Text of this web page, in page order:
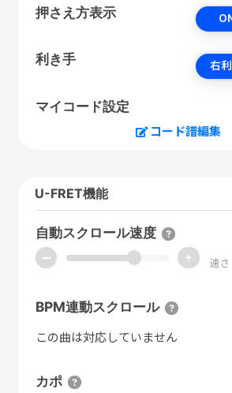
押さえ方表示
利き手 右
マイコード設定
コード譜編集
U-FRET機能
自動スクロール速度
ー + 速さ
BPM連動スクロール
この曲は対応していません
カポ